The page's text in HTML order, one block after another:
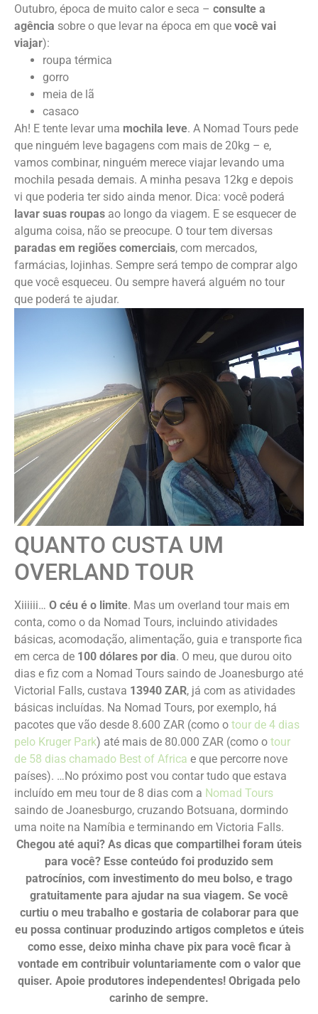
Outubro, época de muito calor e seca – consulte a
agência sobre o que levar na época em que você vai
viajar):
roupa térmica
gorro
meia de lã
casaco
Ah! E tente levar uma mochila leve. A Nomad Tours pede
que ninguém leve bagagens com mais de 20kg – e,
vamos combinar, ninguém merece viajar levando uma
mochila pesada demais. A minha pesava 12kg e depois
vi que poderia ter sido ainda menor. Dica: você poderá
lavar suas roupas ao longo da viagem. E se esquecer de
alguma coisa, não se preocupe. O tour tem diversas
paradas em regiões comerciais, com mercados,
farmácias, lojinhas. Sempre será tempo de comprar algo
que você esqueceu. Ou sempre haverá alguém no tour
que poderá te ajudar.
QUANTO CUSTA UM
OVERLAND TOUR
Xiiiiii… O céu é o limite. Mas um overland tour mais em
conta, como o da Nomad Tours, incluindo atividades
básicas, acomodação, alimentação, guia e transporte fica
em cerca de 100 dólares por dia. O meu, que durou oito
dias e fiz com a Nomad Tours saindo de Joanesburgo até
Victorial Falls, custava 13940 ZAR, já com as atividades
básicas incluídas. Na Nomad Tours, por exemplo, há
pacotes que vão desde 8.600 ZAR (como o tour de 4 dias
pelo Kruger Park) até mais de 80.000 ZAR (como o tour
de 58 dias chamado Best of Africa e que percorre nove
países). …No próximo post vou contar tudo que estava
incluído em meu tour de 8 dias com a Nomad Tours
saindo de Joanesburgo, cruzando Botsuana, dormindo
uma noite na Namíbia e terminando em Victoria Falls.
Chegou até aqui? As dicas que compartilhei foram úteis
para você? Esse conteúdo foi produzido sem
patrocínios, com investimento do meu bolso, e trago
gratuitamente para ajudar na sua viagem. Se você
curtiu o meu trabalho e gostaria de colaborar para que
eu possa continuar produzindo artigos completos e úteis
como esse, deixo minha chave pix para você ficar à
vontade em contribuir voluntariamente com o valor que
quiser. Apoie produtores independentes! Obrigada pelo
carinho de sempre.